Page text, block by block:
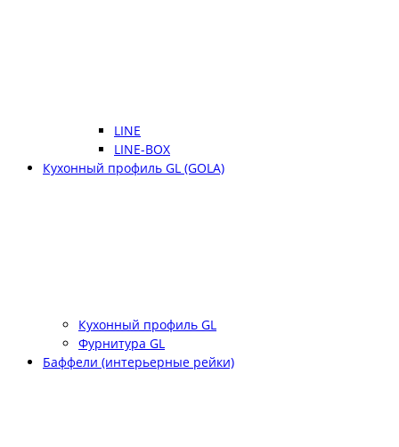
LINE
LINE-BOX
Кухонный профиль GL (GOLA)
Кухонный профиль GL
Фурнитура GL
Баффели (интерьерные рейки)